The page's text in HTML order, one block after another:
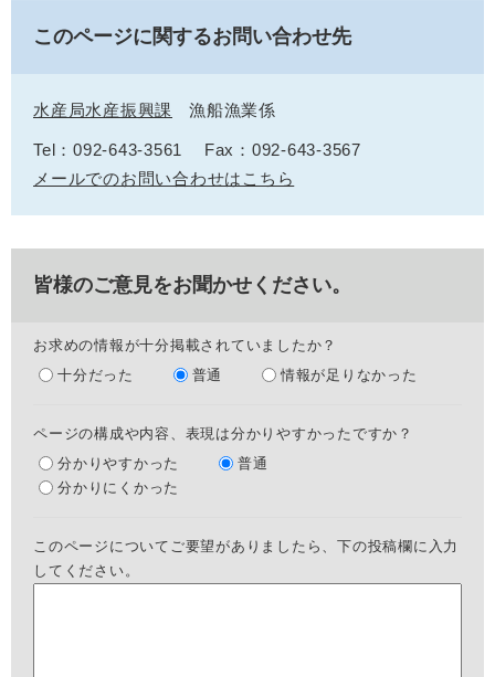
このページに関するお問い合わせ先
水産局水産振興課 漁船漁業係
Tel：092-643-3561
Fax：092-643-3567
メールでのお問い合わせはこちら
皆様のご意見をお聞かせください。
お求めの情報が十分掲載されていましたか？
十分だった
普通 情報が足りなかった
ページの構成や内容、表現は分かりやすかったですか？
分かりやすかった
普通
分かりにくかった
このページについてご要望がありましたら、下の投稿欄に入力
してください。